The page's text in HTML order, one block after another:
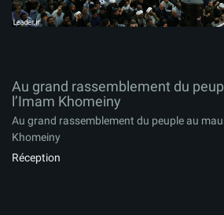
Au grand rassemblement du
l’Imam Khomeiny
Au grand rassemblement du peuple au
Khomeiny
Réception